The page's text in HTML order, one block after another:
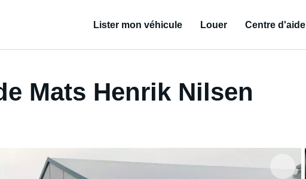
Lister mon véhicule Louer Centre d'aide
Mats Henrik Nilsen